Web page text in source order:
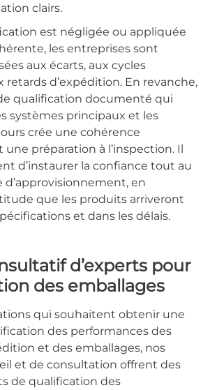
clairs.
est négligée ou appliquée
les entreprises sont
aux écarts, aux cycles
retards d’expédition. En revanche,
qualification documenté qui
systèmes principaux et les
crée une cohérence
préparation à l’inspection. Il
d’instaurer la confiance tout au
d’approvisionnement, en
que les produits arriveront
et dans les délais.
d’experts pour
des emballages
qui souhaitent obtenir une
des performances des
et des emballages, nos
et de consultation offrent des
de qualification des